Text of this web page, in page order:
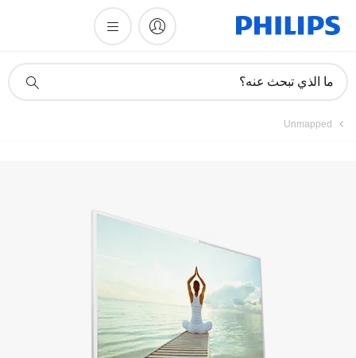
دعم
ما الذي تبحث عنه؟
Unmapped
تسجيل المنتج